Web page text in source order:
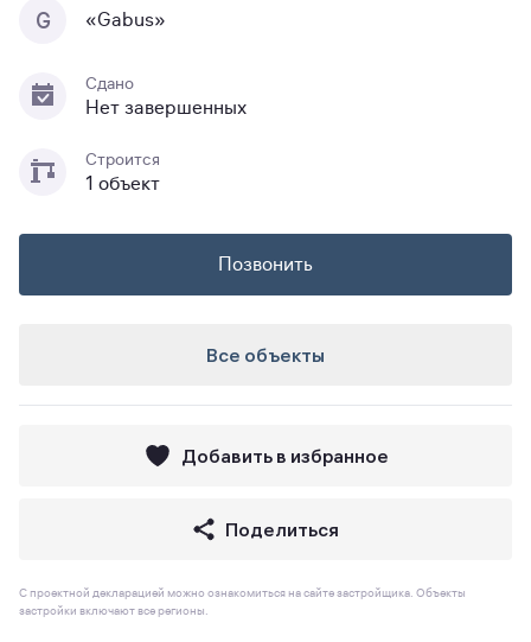
G «Gabus»
Сдано
Нет завершенных
Строится
1 объект
Позвонить
Все объекты
Добавить в избранное
Поделиться
С проектной декларацией можно ознакомиться на сайте застройщика. Объекты
застройки включают все регионы.